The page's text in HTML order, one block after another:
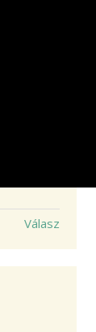
Válasz